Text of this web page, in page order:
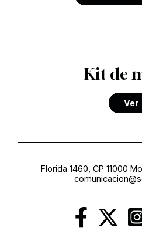
Kit de
Ver
Florida 1460, CP 11000